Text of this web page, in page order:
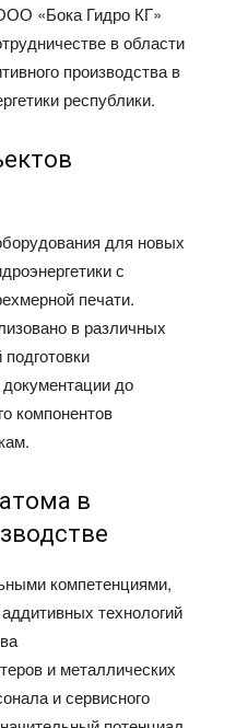
«Бока Гидро КГ»
в области
производства в
республики.
для новых
с
печати.
в различных
документации до
компонентов
в
компетенциями,
технологий
и металлических
и сервисного